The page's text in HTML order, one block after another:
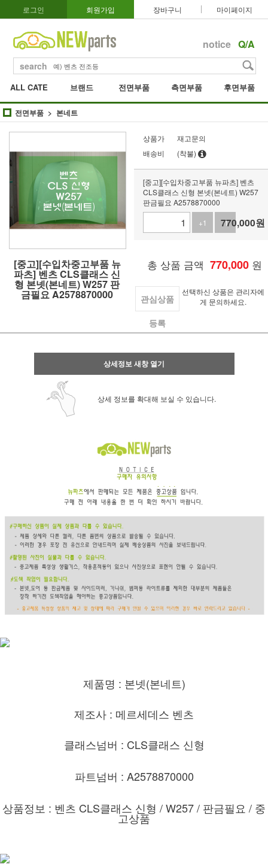
로그인 회원가입 장바구니 마이페이지
notice Q/A
search
ALL CATE 브랜드 전면부품 측면부품 후면부품
전면부품 본네트
[중고][수입차중고부품 뉴
파츠] 벤츠 CLS클래스 신
형 본넷(본네트) W257 판
금필요 A2578870000
상품가
재고문의
배송비
(착불)
[중고][수입차중고부품 뉴파츠] 벤츠
CLS클래스 신형 본넷(본네트) W257
판금필요 A2578870000
+1
-1
770,000원
총 상품 금액 770,000 원
관심상품
등록
선택하신 상품은 관리자에
게 문의하세요.
상세정보 새창 열기
상세 정보를 확대해 보실 수 있습니다.
제품명 : 본넷(본네트)
제조사 : 메르세데스 벤츠
클래스넘버 : CLS클래스 신형
파트넘버 : A2578870000
상품정보 : 벤츠 CLS클래스 신형 / W257 / 판금필요 / 중
고상품